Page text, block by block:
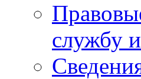
службу